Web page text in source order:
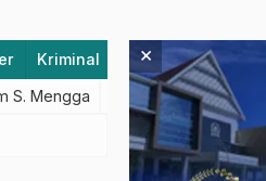
Kriminal Lifestyle
S. Mengga #featured #Polda
×